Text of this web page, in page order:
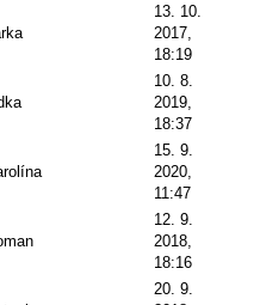
13. 10.
2017,
18:19
10. 8.
2019,
18:37
15. 9.
2020,
11:47
12. 9.
2018,
18:16
20. 9.